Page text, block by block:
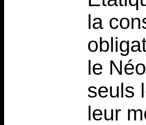
la
le
seuls
leur